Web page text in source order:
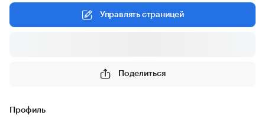
Управлять страницей
Поделиться
Профиль